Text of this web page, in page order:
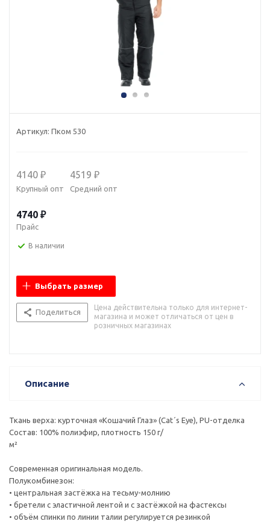
Артикул: Пком 530
4140 ₽
Крупный опт
4519 ₽
Средний опт
4740 ₽
Прайс
В наличии
Выбрать размер
Поделиться
Цена действительна только для интернет-
магазина и может отличаться от цен в
розничных магазинах
Описание
Ткань верха: курточная «Кошачий Глаз» (Cat´s Eye), PU-отделка
Состав: 100% полиэфир, плотность 150 г/
м²
Современная оригинальная модель.
Полукомбинезон:
• центральная застёжка на тесьму-молнию
• бретели с эластичной лентой и с застёжкой на фастексы
• объём спинки по линии талии регулируется резинкой